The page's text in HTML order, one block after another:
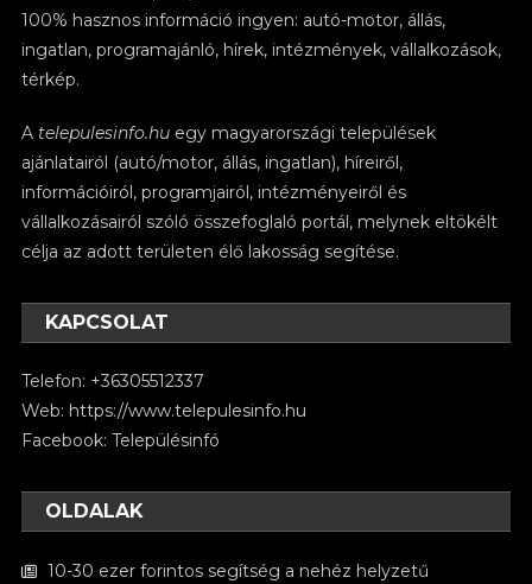
100% hasznos információ ingyen: autó-motor, állás,
ingatlan, programajánló, hírek, intézmények, vállalkozások,
térkép.
A telepulesinfo.hu egy magyarországi települések
ajánlatairól (autó/motor, állás, ingatlan), híreiről,
információiról, programjairól, intézményeiről és
vállalkozásairól szóló összefoglaló portál, melynek eltökélt
célja az adott területen élő lakosság segítése.
KAPCSOLAT
Telefon: +36305512337
Web: https://www.telepulesinfo.hu
Facebook:Településinfó
OLDALAK
10-30 ezer forintos segítség a nehéz helyzetű